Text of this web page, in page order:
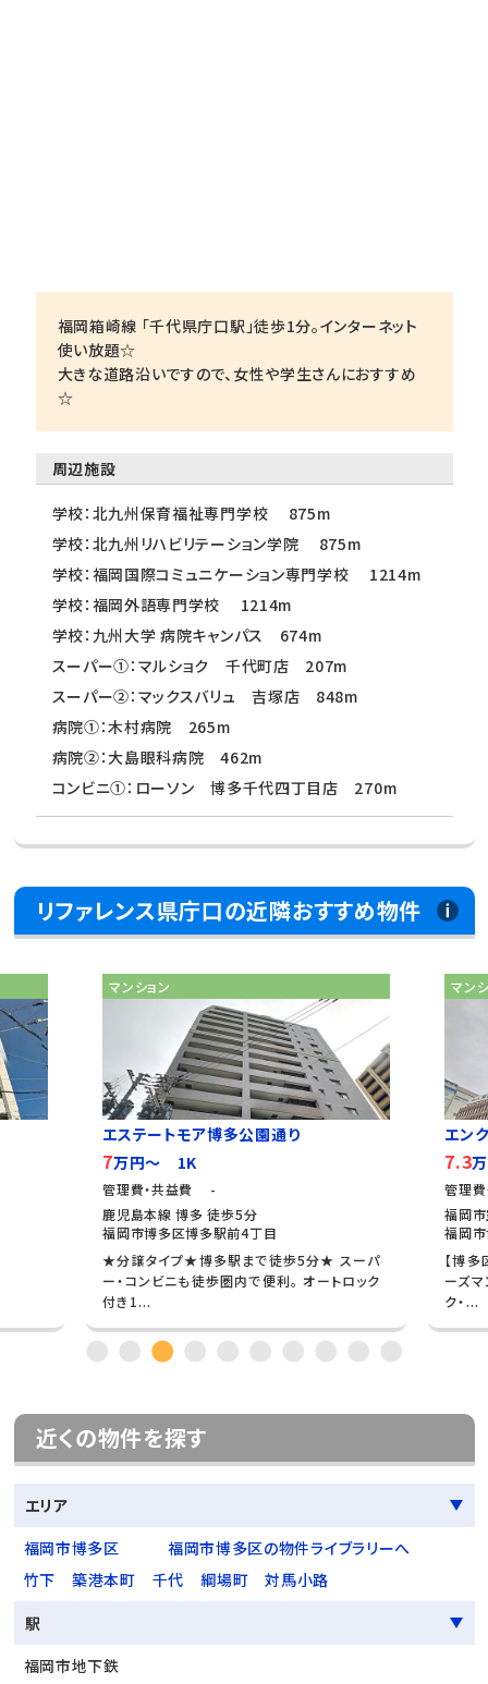
福岡箱崎線 「千代県庁口駅」徒歩1分。インターネット
使い放題☆
大きな道路沿いですので、女性や学生さんにおすすめ
☆
周辺施設
学校：北九州保育福祉専門学校 875m
学校：北九州リハビリテーション学院 875m
学校：福岡国際コミュニケーション専門学校 1214m
学校：福岡外語専門学校 1214m
学校：九州大学 病院キャンパス 674m
スーパー①：マルショク 千代町店 207m
スーパー②：マックスバリュ 吉塚店 848m
病院①：木村病院 265m
病院②：大島眼科病院 462m
コンビニ①：ローソン 博多千代四丁目店 270m
リファレンス県庁口の近隣おすすめ物件
マンション
エステートモア博多公園通り
7万円～ 1K
管理費・共益費 -
鹿児島本線 博多 徒歩5分
福岡市博多区博多駅前4丁目
★分譲タイプ★博多駅まで徒歩5分★ スーパ
ー・コンビニも徒歩圏内で便利。 オートロック
付き1...
マン
エン
7.3
管理
福岡
福岡
【博
ーズ
ク・...
近くの物件を探す
エリア
福岡市博多区
福岡市博多区の物件ライブラリーへ
竹下
築港本町 千代 綱場町
対馬小路
駅
福岡市地下鉄